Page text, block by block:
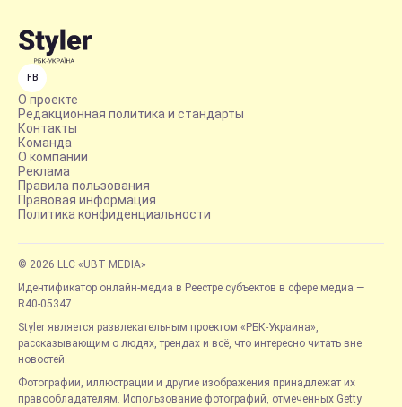
FB
О проекте
Редакционная политика и стандарты
Контакты
Команда
О компании
Реклама
Правила пользования
Правовая информация
Политика конфиденциальности
© 2026 LLC «UBT MEDIA»
Идентификатор онлайн-медиа в Реестре субъектов в сфере медиа —
R40-05347
Styler является развлекательным проектом «РБК-Украина»,
рассказывающим о людях, трендах и всё, что интересно читать вне
новостей.
Фотографии, иллюстрации и другие изображения принадлежат их
правообладателям. Использование фотографий, отмеченных Getty